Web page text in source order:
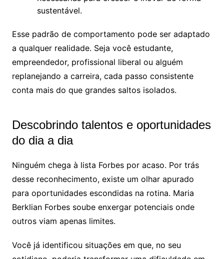
sustentável.
Esse padrão de comportamento pode ser adaptado
a qualquer realidade. Seja você estudante,
empreendedor, profissional liberal ou alguém
replanejando a carreira, cada passo consistente
conta mais do que grandes saltos isolados.
Descobrindo talentos e oportunidades
do dia a dia
Ninguém chega à lista Forbes por acaso. Por trás
desse reconhecimento, existe um olhar apurado
para oportunidades escondidas na rotina. Maria
Berklian Forbes soube enxergar potenciais onde
outros viam apenas limites.
Você já identificou situações em que, no seu